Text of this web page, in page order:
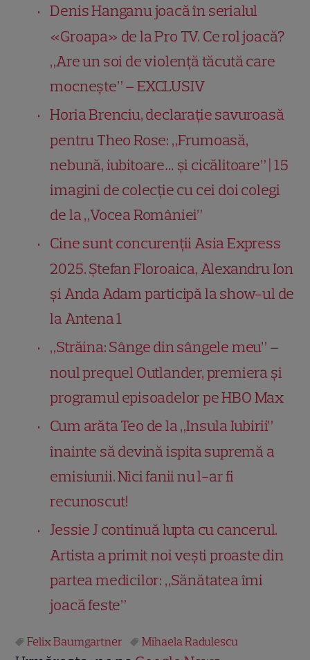
Denis Hanganu joacă în serialul
«Groapa» de la Pro TV. Ce rol joacă?
„Are un soi de violență tăcută care
mocnește” – EXCLUSIV
Horia Brenciu, declarație savuroasă
pentru Theo Rose: „Frumoasă,
nebună, iubitoare… și cicălitoare” | 15
imagini de colecție cu cei doi colegi
de la „Vocea României”
Cine sunt concurenții Asia Express
2025. Ștefan Floroaica, Alexandru Ion
și Anda Adam participă la show-ul de
la Antena 1
„Străina: Sânge din sângele meu” –
noul prequel Outlander, premiera și
programul episoadelor pe HBO Max
Cum arăta Teo de la „Insula Iubirii”
înainte să devină ispita supremă a
emisiunii. Nici fanii nu l-ar fi
recunoscut!
Jessie J continuă lupta cu cancerul.
Artista a primit noi vești proaste din
partea medicilor: „Sănătatea îmi
joacă feste”
Felix Baumgartner Mihaela Radulescu